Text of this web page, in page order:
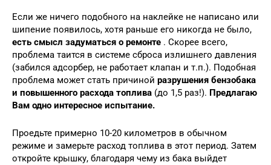
Если же ничего подобного на наклейке не написано или
шипение появилось, хотя раньше его никогда не было,
есть смысл задуматься о ремонте . Скорее всего,
проблема таится в системе сброса излишнего давления
(забился адсорбер, не работает клапан и т.п.). Подобная
проблема может стать причиной разрушения бензобака
и повышенного расхода топлива (до 1,5 раз!). Предлагаю
Вам одно интересное испытание.
Проедьте примерно 10-20 километров в обычном
режиме и замерьте расход топлива в этот период. Затем
откройте крышку, благодаря чему из бака выйдет